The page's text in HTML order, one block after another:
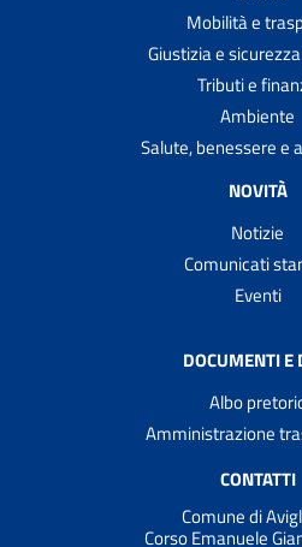
Mobilità e
Giustizia e
Tributi e
Ambiente
Salute, benessere e
NOVITÀ
Notizie
Comunicati
Eventi
DOCUMENTI E
Albo
Amministrazione
CONTATTI
Comune di
Corso Emanuele